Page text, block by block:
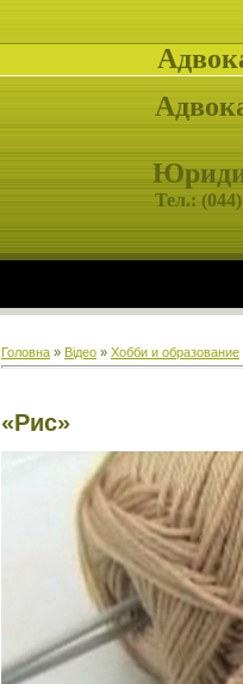
Тел.: (
Головна » Відео » Хобби и образование
«Рис»